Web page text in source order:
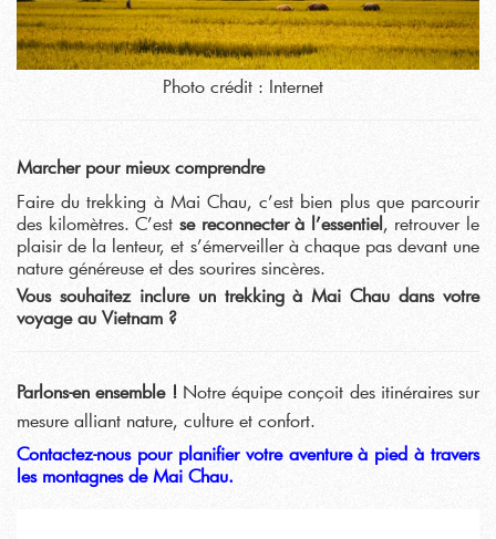
Photo crédit : Internet
Marcher pour mieux comprendre
Faire du trekking à Mai Chau, c’est bien plus que parcourir
des kilomètres. C’est se reconnecter à l’essentiel, retrouver le
plaisir de la lenteur, et s’émerveiller à chaque pas devant une
nature généreuse et des sourires sincères.
Vous souhaitez inclure un trekking à Mai Chau dans votre
voyage au Vietnam ?
Parlons-en ensemble !Notre équipe conçoit des itinéraires sur
mesure alliant nature, culture et confort.
Contactez-nous pour planifier votre aventure à pied à travers
les montagnes de Mai Chau.